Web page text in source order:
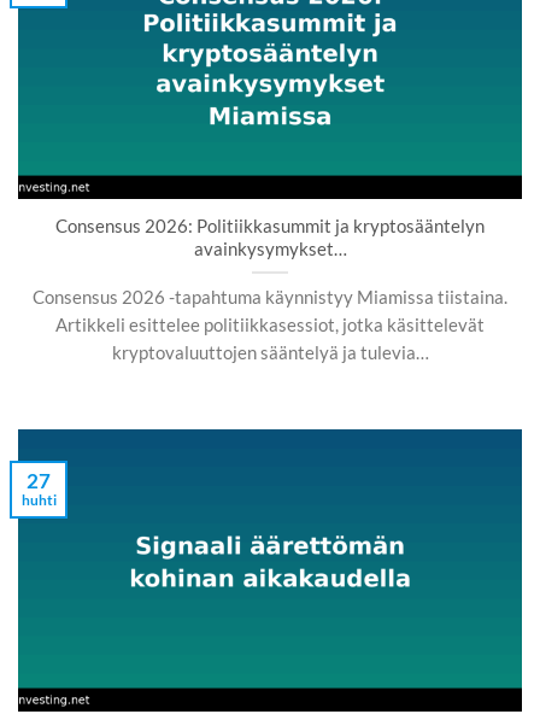
Consensus 2026: Politiikkasummit ja kryptosääntelyn
avainkysymykset…
Consensus 2026 -tapahtuma käynnistyy Miamissa tiistaina.
Artikkeli esittelee politiikkasessiot, jotka käsittelevät
kryptovaluuttojen sääntelyä ja tulevia…
27
huhti